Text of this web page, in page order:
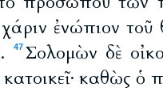
ἐνώπιον τοῦ
47 Σολομὼν δὲ
καθὼς ὁ